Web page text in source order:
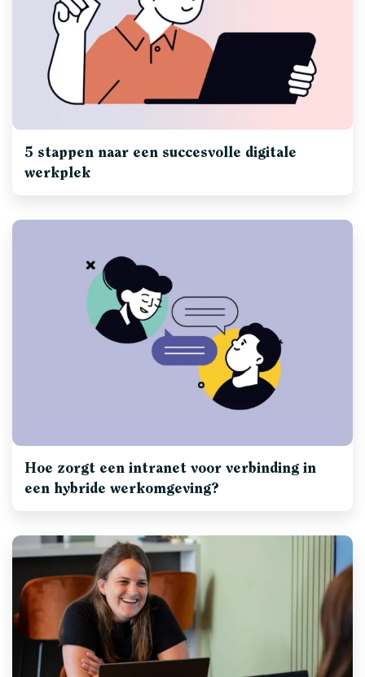
5 stappen naar een succesvolle digitale
werkplek
Hoe zorgt een intranet voor verbinding in
een hybride werkomgeving?